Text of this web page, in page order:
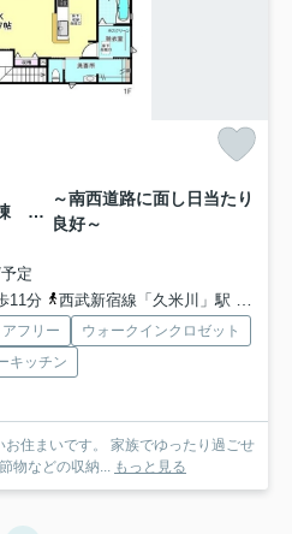
東村山市美住町1丁目・全1棟 新築一戸建
～南西道路に面し日当たり
良好～
定
11分
西武新宿線「久米川」駅 徒歩15分
フリー
ウォークインクロゼット
キッチン
家族でゆったり過ごせ
物などの収納... もっと見る